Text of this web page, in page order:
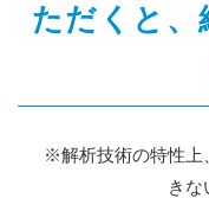
ただくと、
※解析技術の特性上
きな